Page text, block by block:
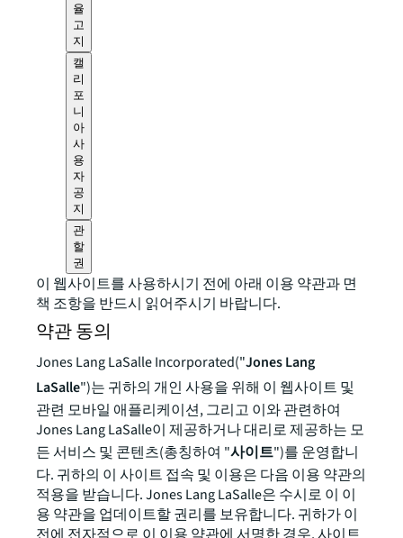
율
고
지
캘
리
포
니
아
사
용
자
공
지
관
할
권
이 웹사이트를 사용하시기 전에 아래 이용 약관과 면
책 조항을 반드시 읽어주시기 바랍니다.
약관 동의
Jones Lang LaSalle Incorporated("Jones Lang
LaSalle")는 귀하의 개인 사용을 위해 이 웹사이트 및
관련 모바일 애플리케이션, 그리고 이와 관련하여
Jones Lang LaSalle이 제공하거나 대리로 제공하는 모
든 서비스 및 콘텐츠(총칭하여 "사이트")를 운영합니
다. 귀하의 이 사이트 접속 및 이용은 다음 이용 약관의
적용을 받습니다. Jones Lang LaSalle은 수시로 이 이
용 약관을 업데이트할 권리를 보유합니다. 귀하가 이